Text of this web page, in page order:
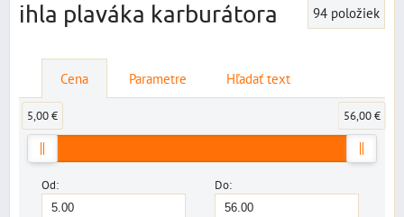
ihla plaváka karburátora 94 položiek
Cena Parametre Hľadať text
Od: Do:
5,00 € 56,00 €